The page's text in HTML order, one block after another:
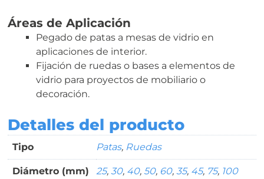
Áreas de Aplicación
Pegado de patas a mesas de vidrio en
aplicaciones de interior.
Fijación de ruedas o bases a elementos de
vidrio para proyectos de mobiliario o
decoración.
Detalles del producto
Tipo Patas, Ruedas
Diámetro (mm) 25, 30, 40, 50, 60, 35, 45, 75, 100